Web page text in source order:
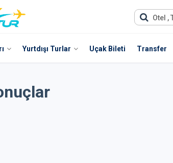
Otel ,
Yurtdışı Turlar Uçak Bileti Transfer